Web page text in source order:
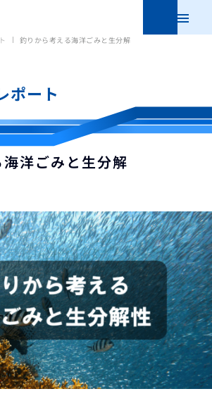
メニュ
釣りから考える海洋ごみと生分解
ポート
洋ごみと生分解